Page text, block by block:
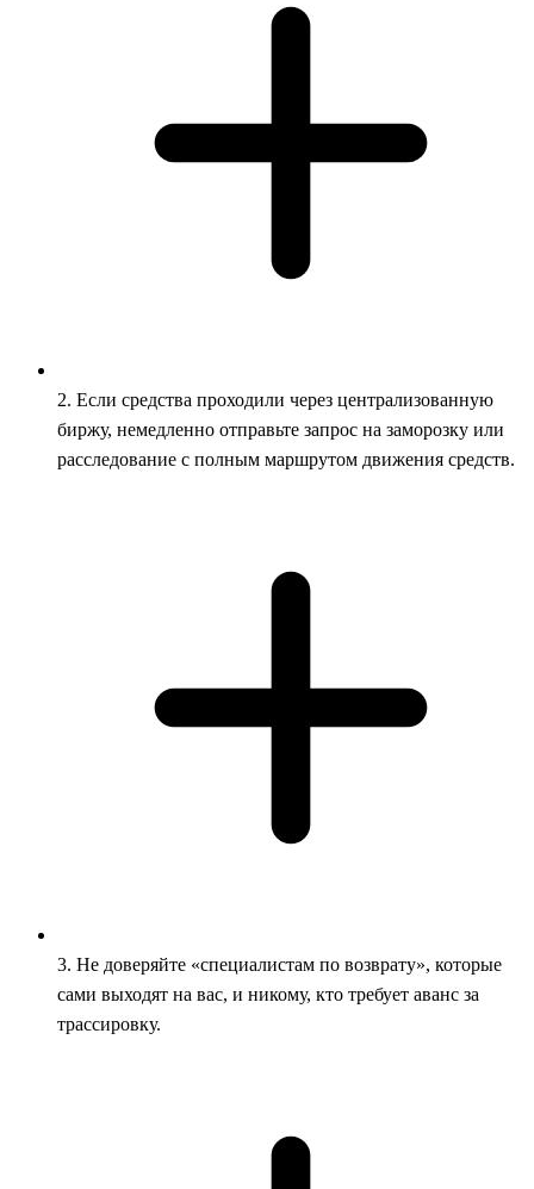
2. Если средства проходили через централизованную
биржу, немедленно отправьте запрос на заморозку или
расследование с полным маршрутом движения средств.
3. Не доверяйте «специалистам по возврату», которые
сами выходят на вас, и никому, кто требует аванс за
трассировку.